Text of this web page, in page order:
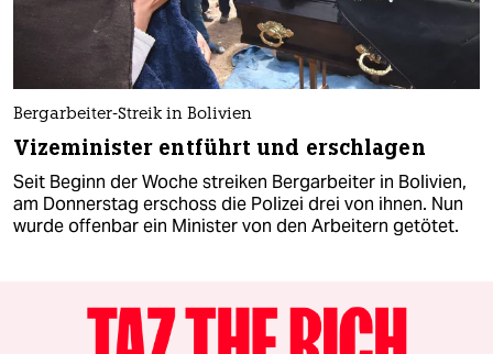
Bergarbeiter-Streik in Bolivien
Vizeminister entführt und erschlagen
Seit Beginn der Woche streiken Bergarbeiter in Bolivien,
am Donnerstag erschoss die Polizei drei von ihnen. Nun
wurde offenbar ein Minister von den Arbeitern getötet.